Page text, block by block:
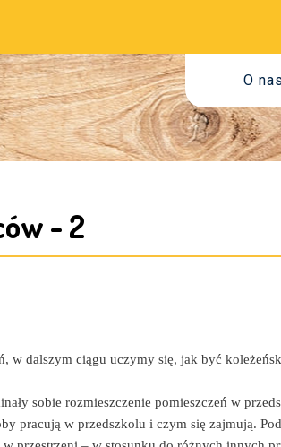
O nas
- 2
w dalszym ciągu uczymy się, jak być
sobie rozmieszczenie pomieszczeń w
pracują w przedszkolu i czym się zajmują.